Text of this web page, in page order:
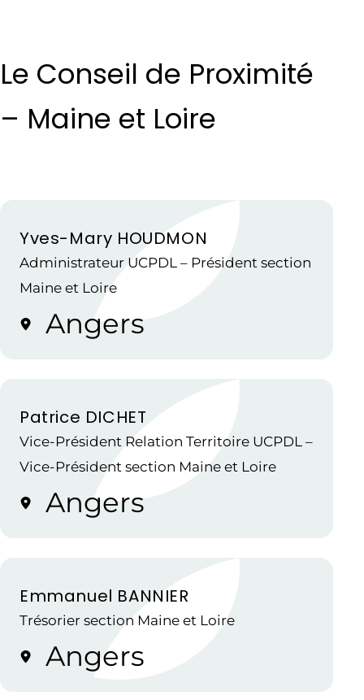
Le Conseil de Proximité
– Maine et Loire
Yves-Mary HOUDMON
Administrateur UCPDL – Président section
Maine et Loire
Angers
Patrice DICHET
Vice-Président Relation Territoire UCPDL –
Vice-Président section Maine et Loire
Angers
Emmanuel BANNIER
Trésorier section Maine et Loire
Angers